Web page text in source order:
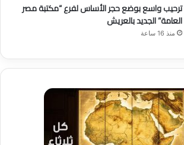
ترحيب واسع بوضع حجر الأساس لفرع “مكتبة مصر
العامة” الجديد بالعريش
منذ 16 ساعة